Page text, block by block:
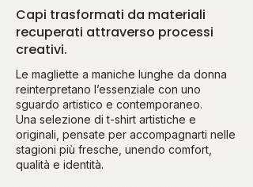
Capi trasformati da materiali
recuperati attraverso processi
creativi.
Le magliette a maniche lunghe da donna
reinterpretano l’essenziale con uno
sguardo artistico e contemporaneo.
Una selezione di t-shirt artistiche e
originali, pensate per accompagnarti nelle
stagioni più fresche, unendo comfort,
qualità e identità.